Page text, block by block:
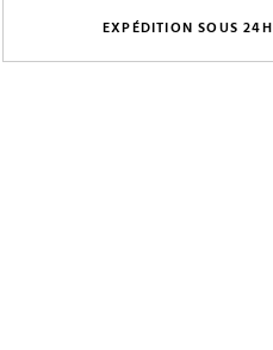
EXPÉDITION SOUS 24H